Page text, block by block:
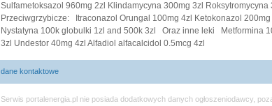
Sulfametoksazol 960mg 2zl Klindamycyna 300mg 3zl
Przeciwgrzybicze: Itraconazol Orungal 100mg 4zl Ketokonazol
Nystatyna 100k globulki 1zl and 500k 3zl Oraz inne leki Metformina
3zl Undestor 40mg 4zl Alfadiol alfacalcidol 0.5mcg 4zl
dane kontaktowe
Serwis portalenergia.pl nie posiada dodatkowych danych ogłoszeniodawcy,